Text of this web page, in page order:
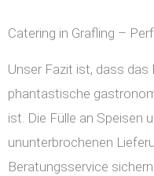
Catering in Grafling –
Unser Fazit ist, dass das
phantastische
ist. Die Fülle an Speisen
ununterbrochenen
Beratungsservice